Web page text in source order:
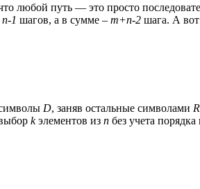
любой путь — это просто
n-1 шагов, а в сумме – m+n-2 шага. А вот
D, заняв остальные символами R
kэлементов из n без учета